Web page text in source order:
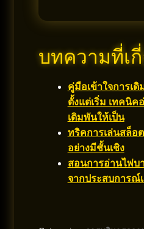
บทความที่เ
คู่มือเข้าใจการเ
ตั้งแต่เริ่ม เทคนิค
เดิมพันให้เป็น
ทริคการเล่นสล็อ
อย่างมีชั้นเชิง
สอนการอ่านไพ่บ
จากประสบการณ์